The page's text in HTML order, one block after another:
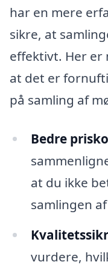
har en mere
sikre, at
effektivt. Her er
at det er
på samling af
Bedre
at du ikke
samlingen
vurdere,